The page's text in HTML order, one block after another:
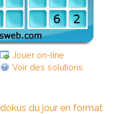
Jouer on-line
Voir des solutions
du jour en format